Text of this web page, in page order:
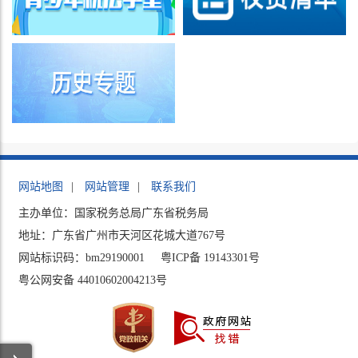
网站地图 网站管理 联系我们
主办单位：国家税务总局广东省税务局
地址：广东省广州市天河区花城大道767号
网站标识码：bm29190001
粤ICP备 19143301号
粤公网安备 44010602004213号